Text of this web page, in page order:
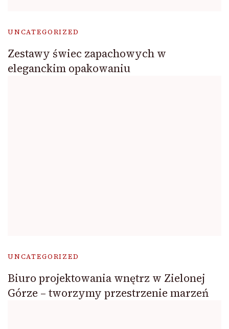
UNCATEGORIZED
Zestawy świec zapachowych w
eleganckim opakowaniu
UNCATEGORIZED
Biuro projektowania wnętrz w Zielonej
Górze – tworzymy przestrzenie marzeń